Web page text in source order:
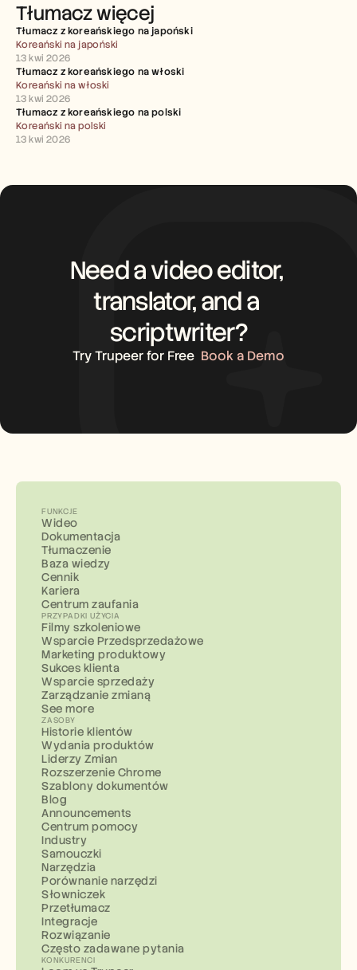
Tłumacz więcej
Tłumacz z koreańskiego na japoński
Koreański na japoński
13 kwi 2026
Tłumacz z koreańskiego na włoski
Koreański na włoski
13 kwi 2026
Tłumacz z koreańskiego na polski
Koreański na polski
13 kwi 2026
Need a video editor,
translator, and a
scriptwriter?
Try Trupeer for Free Book a Demo
FUNKCJE
Wideo
Dokumentacja
Tłumaczenie
Baza wiedzy
Cennik
Kariera
Centrum zaufania
PRZYPADKI UŻYCIA
Filmy szkoleniowe
Wsparcie Przedsprzedażowe
Marketing produktowy
Sukces klienta
Wsparcie sprzedaży
Zarządzanie zmianą
See more
ZASOBY
Historie klientów
Wydania produktów
Liderzy Zmian
Rozszerzenie Chrome
Szablony dokumentów
Blog
Announcements
Centrum pomocy
Industry
Samouczki
Narzędzia
Porównanie narzędzi
Słowniczek
Przetłumacz
Integracje
Rozwiązanie
Często zadawane pytania
KONKURENCI